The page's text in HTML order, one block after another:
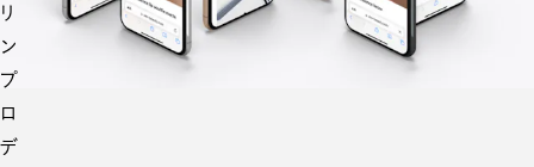
リ
ン
プ
ロ
デ